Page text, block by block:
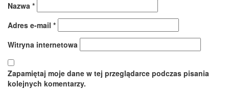
Nazwa *
Adres e-mail *
Witryna internetowa
Zapamiętaj moje dane w tej przeglądarce podczas pisania
kolejnych komentarzy.